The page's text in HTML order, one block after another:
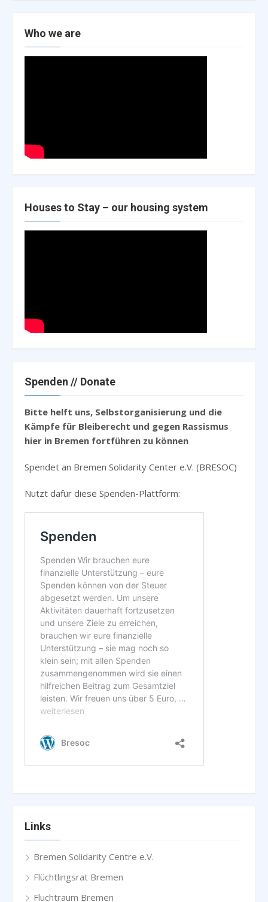
Who we are
Houses to Stay – our housing system
Spenden // Donate
Bitte helft uns, Selbstorganisierung und die
Kämpfe für Bleiberecht und gegen Rassismus
hier in Bremen fortführen zu können
Spendet an Bremen Solidarity Center e.V. (BRESOC)
Nutzt dafür diese Spenden-Plattform:
Links
Bremen Solidarity Centre e.V.
Flüchtlingsrat Bremen
Fluchtraum Bremen